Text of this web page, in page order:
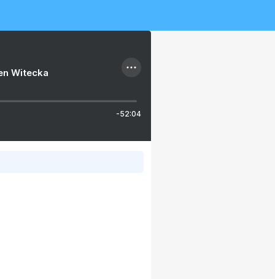
Witecka
-52:04